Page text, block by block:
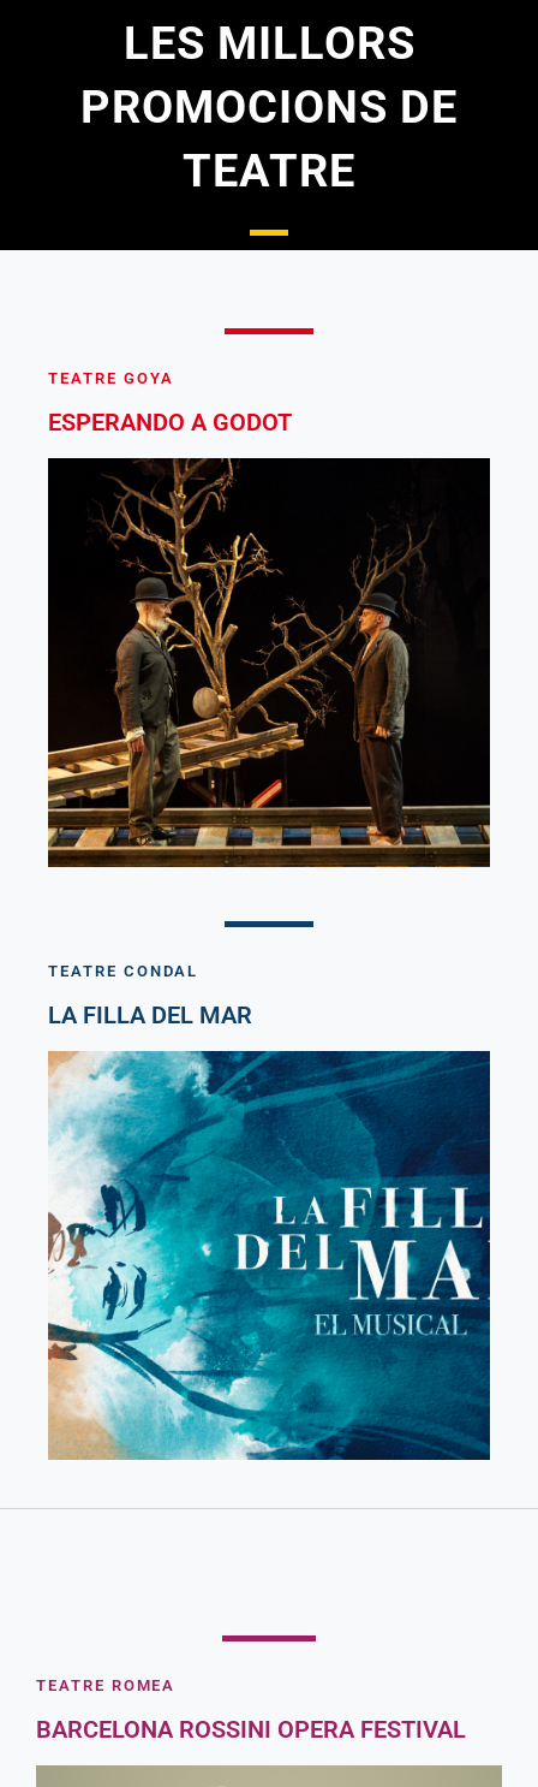
LES MILLORS
PROMOCIONS DE
TEATRE
TEATRE GOYA
ESPERANDO A GODOT
Des de
20,40€
Descompte especial dia de l’espectador
Comprar
TEATRE CONDAL
LA FILLA DEL MAR
Des de
Barcelona
TEATRE ROMEA
BARCELONA ROSSINI OPERA FESTIVAL